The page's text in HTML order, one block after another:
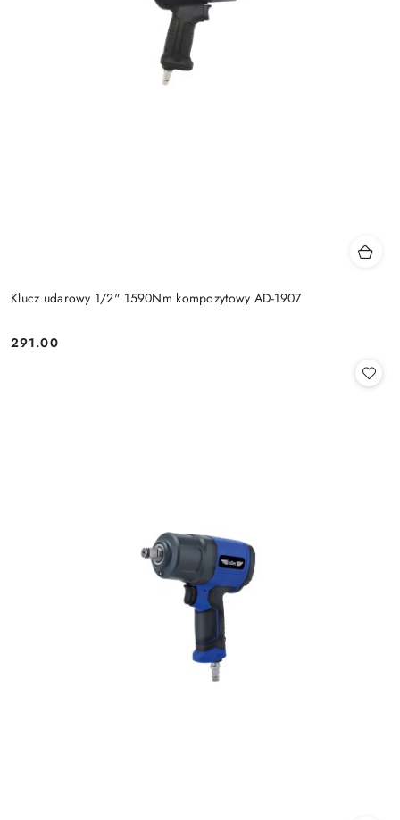
Klucz udarowy 1/2" 1590Nm kompozytowy AD-1907
Cena:
291.00